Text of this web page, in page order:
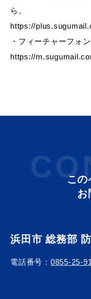
妊娠・出産
引っ越し・住ま
ら。
https://
・フィーチャーフォ
https://
この
お
浜田市 総務部
電話番号： 0855-25-